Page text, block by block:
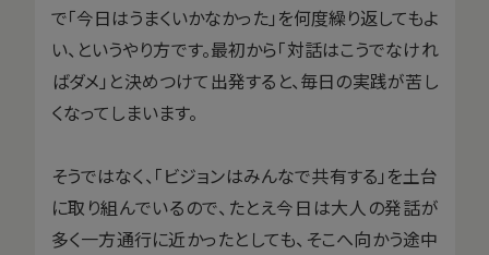
で「今日はうまくいかなかった」を何度繰り返してもよ
い、というやり方です。最初から「対話はこうでなけれ
ばダメ」と決めつけて出発すると、毎日の実践が苦し
くなってしまいます。
そうではなく、「ビジョンはみんなで共有する」を土台
に取り組んでいるので、たとえ今日は大人の発話が
多く一方通行に近かったとしても、そこへ向かう途中